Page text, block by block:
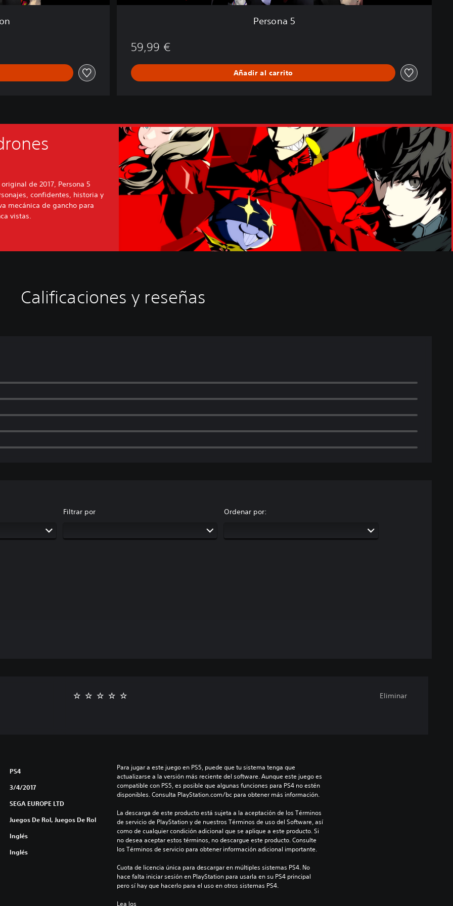
Persona 5
59,99 €
Añadir al carrito
de 2017, Persona 5
confidentes, historia y
mecánica de gancho para
vistas.
Calificaciones y reseñas
Filtrar por Ordenar por:
Eliminar
PS4
3/4/2017
SEGA EUROPE LTD
Juegos De Rol, Juegos De Rol
Inglés
Inglés
Para jugar a este juego en PS5, puede que tu sistema tenga que
actualizarse a la versión más reciente del software. Aunque este juego es
compatible con PS5, es posible que algunas funciones para PS4 no estén
disponibles. Consulta PlayStation.com/bc para obtener más información.
La descarga de este producto está sujeta a la aceptación de los Términos
de servicio de PlayStation y de nuestros Términos de uso del Software, así
como de cualquier condición adicional que se aplique a este producto. Si
no desea aceptar estos términos, no descargue este producto. Consulte
los Términos de servicio para obtener información adicional importante.
Cuota de licencia única para descargar en múltiples sistemas PS4. No
hace falta iniciar sesión en PlayStation para usarla en su PS4 principal
pero sí hay que hacerlo para el uso en otros sistemas PS4.
Lea los